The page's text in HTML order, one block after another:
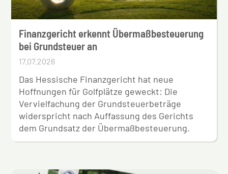
Finanzgericht erkennt Übermaßbesteuerung
bei Grundsteuer an
17.07.2026
Das Hessische Finanzgericht hat neue
Hoffnungen für Golfplätze geweckt: Die
Vervielfachung der Grundsteuerbeträge
widerspricht nach Auffassung des Gerichts
dem Grundsatz der Übermaßbesteuerung.